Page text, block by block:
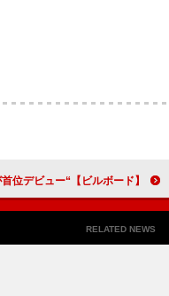
【ビルボード】“ニコニコ VOCALOID SONGS TOP20”、2026年第一週はMARETU「ファシネイター」が首位デビュー
RELATED NEWS